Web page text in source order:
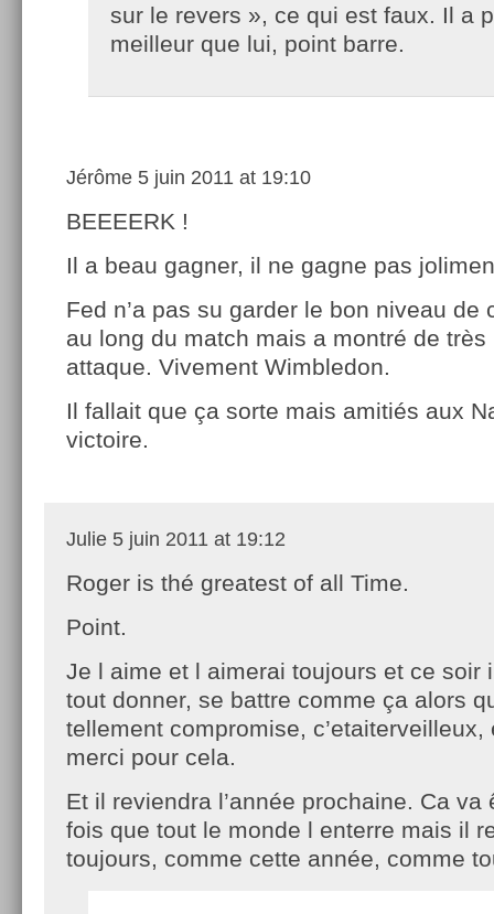
sur le revers », ce qui est faux. Il a
meilleur que lui, point barre.
Jérôme 5 juin 2011 at 19:10
BEEEERK !
Il a beau gagner, il ne gagne pas
Fed n’a pas su garder le bon niveau de
au long du match mais a montré de
attaque. Vivement Wimbledon.
Il fallait que ça sorte mais amitiés aux
victoire.
Julie 5 juin 2011 at 19:12
Roger is thé greatest of all Time.
Point.
Je l aime et l aimerai toujours et ce soir
tout donner, se battre comme ça alors
tellement compromise,
merci pour cela.
Et il reviendra l’année prochaine. Ca va
fois que tout le monde l enterre mais il
toujours, comme cette année, comme